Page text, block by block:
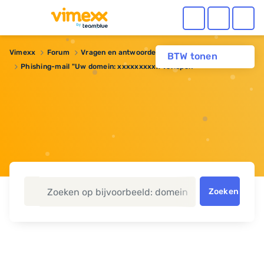
BTW tonen
Vimexx Forum Vragen en antwoorden
Domeinnaam
Phishing-mail "Uw domein: xxxxxxxxxx Verlopen"
Zoeken